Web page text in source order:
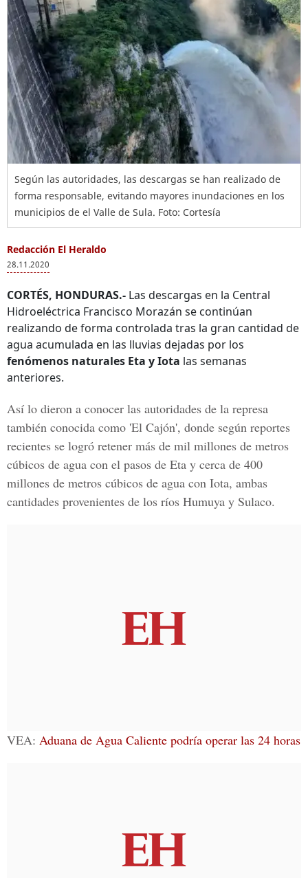
Según las autoridades, las descargas se han realizado de
forma responsable, evitando mayores inundaciones en los
municipios de el Valle de Sula. Foto: Cortesía
Redacción El Heraldo
28.11.2020
CORTÉS, HONDURAS.- Las descargas en la Central
Hidroeléctrica Francisco Morazán se continúan
realizando de forma controlada tras la gran cantidad de
agua acumulada en las lluvias dejadas por los
fenómenos naturales Eta y Iota las semanas
anteriores.
Así lo dieron a conocer las autoridades de la represa
también conocida como 'El Cajón', donde según reportes
recientes se logró retener más de mil millones de metros
cúbicos de agua con el pasos de Eta y cerca de 400
millones de metros cúbicos de agua con Iota, ambas
cantidades provenientes de los ríos Humuya y Sulaco.
VEA: Aduana de Agua Caliente podría operar las 24 horas